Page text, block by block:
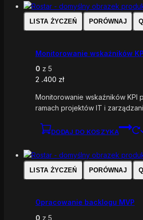
LISTA ŻYCZEŃ PORÓWNAJ
Monitorowanie wskaźników
0 z 5
2 .400 zł
Monitorowanie wskaźników KPI
ramach projektów IT i
DODAJ DO KOSZYKA
LISTA ŻYCZEŃ PORÓWNAJ
Opracowanie backlogu MVP
0 z 5